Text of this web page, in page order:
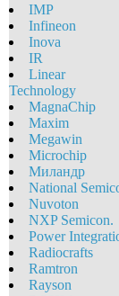
IMP
Infineon
Inova
IR
Linear
Technology
MagnaChip
Maxim
Megawin
Microchip
Миландр
National
Nuvoton
NXP Semicon.
Power
Radiocrafts
Ramtron
Rayson